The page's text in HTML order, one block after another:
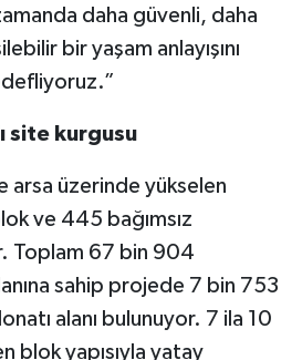
daha güvenli, daha
bir yaşam anlayışını
site kurgusu
arsa üzerinde yükselen
ve 445 bağımsız
Toplam 67 bin 904
sahip projede 7 bin 753
alanı bulunuyor. 7 ila 10
blok yapısıyla yatay